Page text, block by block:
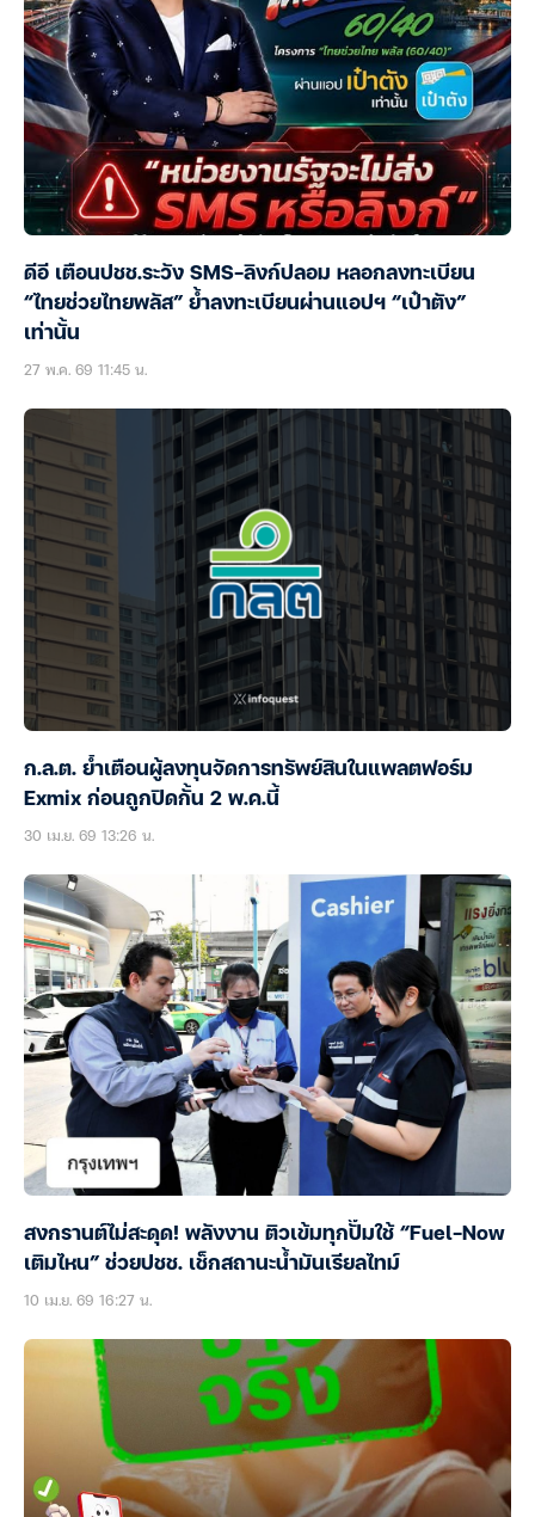
ดีอี เตือนปชช.ระวัง SMS-ลิงก์ปลอม หลอกลงทะเบียน
“ไทยช่วยไทยพลัส” ย้ำลงทะเบียนผ่านแอปฯ “เป๋าตัง”
เท่านั้น
27 พ.ค. 69 11:45 น.
ก.ล.ต. ย้ำเตือนผู้ลงทุนจัดการทรัพย์สินในแพลตฟอร์ม
Exmix ก่อนถูกปิดกั้น 2 พ.ค.นี้
30 เม.ย. 69 13:26 น.
สงกรานต์ไม่สะดุด! พลังงาน ติวเข้มทุกปั๊มใช้ “Fuel-Now
เติมไหน” ช่วยปชช. เช็กสถานะน้ำมันเรียลไทม์
10 เม.ย. 69 16:27 น.